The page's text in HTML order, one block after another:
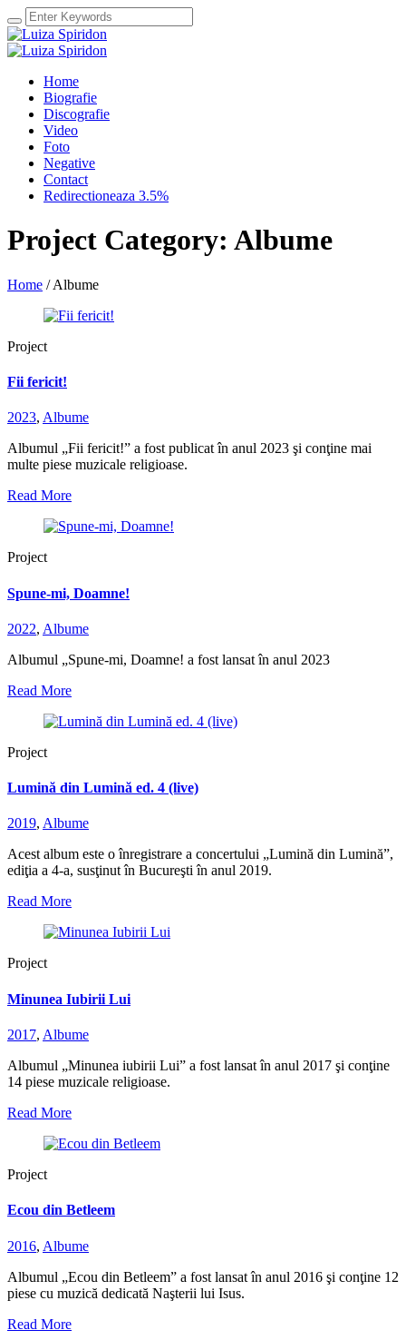
Home
Biografie
Discografie
Video
Foto
Negative
Contact
Redirectioneaza 3.5%
Project Category: Albume
Home /Albume
Project
Fii fericit!
2023, Albume
Albumul „Fii fericit!” a fost publicat în anul 2023 şi conţine mai
multe piese muzicale religioase.
Read More
Project
Spune-mi, Doamne!
2022, Albume
Albumul „Spune-mi, Doamne! a fost lansat în anul 2023
Read More
Project
Lumină din Lumină ed. 4 (live)
2019, Albume
Acest album este o înregistrare a concertului „Lumină din Lumină”,
ediţia a 4-a, susţinut în Bucureşti în anul 2019.
Read More
Project
Minunea Iubirii Lui
2017, Albume
Albumul „Minunea iubirii Lui” a fost lansat în anul 2017 şi conţine
14 piese muzicale religioase.
Read More
Project
Ecou din Betleem
2016, Albume
Albumul „Ecou din Betleem” a fost lansat în anul 2016 şi conţine 12
piese cu muzică dedicată Naşterii lui Isus.
Read More